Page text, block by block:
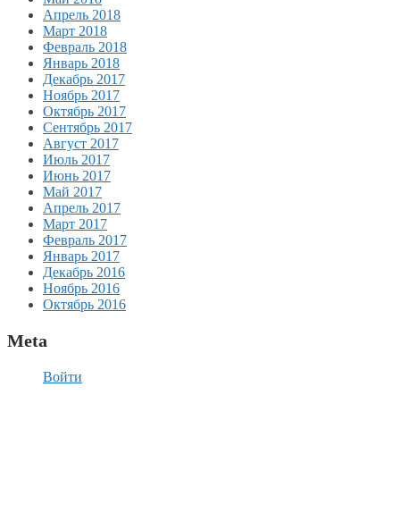
Апрель 2018
Март 2018
Февраль 2018
Январь 2018
Декабрь 2017
Ноябрь 2017
Октябрь 2017
Сентябрь 2017
Август 2017
Июль 2017
Июнь 2017
Май 2017
Апрель 2017
Март 2017
Февраль 2017
Январь 2017
Декабрь 2016
Ноябрь 2016
Октябрь 2016
Meta
Войти